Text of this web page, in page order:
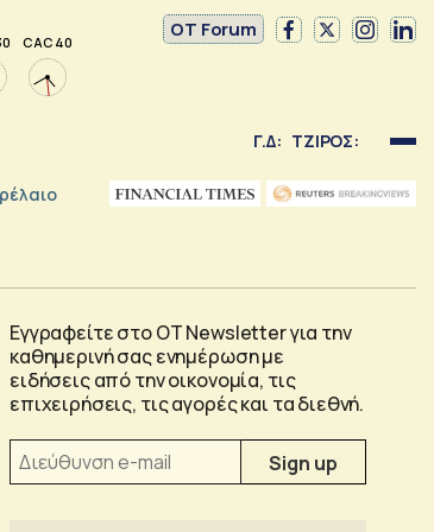
CAC 40
OT Forum
Γ.Δ: ΤΖΙΡΟΣ:
Εγγραφείτε στο OT Newsletter για την
καθημερινή σας ενημέρωση με
ειδήσεις από την οικονομία, τις
επιχειρήσεις, τις αγορές και τα διεθνή.